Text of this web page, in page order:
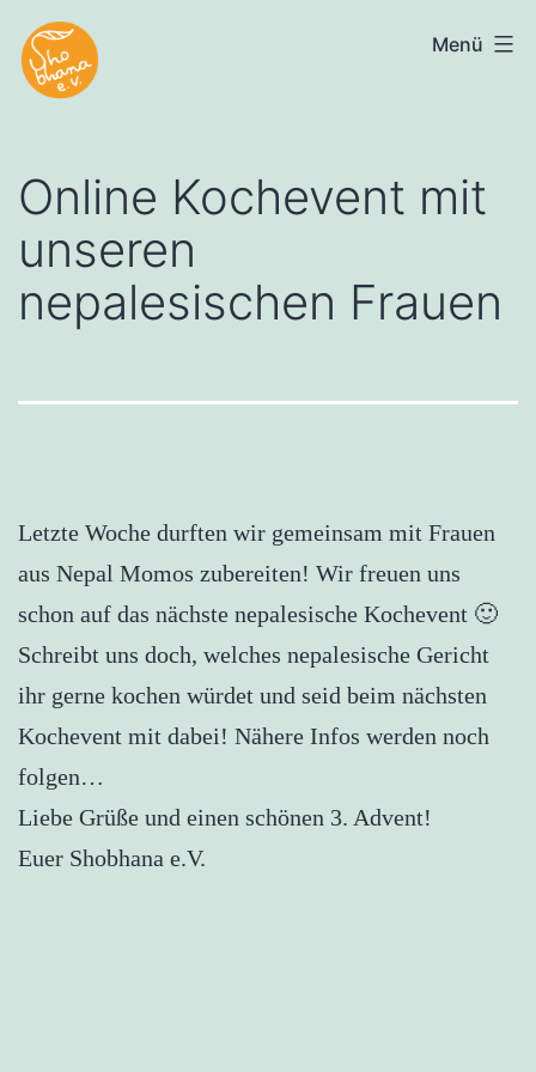
Zum
Inhalt
springen
Shobhana
e.V.
Menü
Online Kochevent mit
unseren
nepalesischen Frauen
Letzte Woche durften wir gemeinsam mit Frauen
aus Nepal Momos zubereiten! Wir freuen uns
schon auf das nächste nepalesische Kochevent 🙂
Schreibt uns doch, welches nepalesische Gericht
ihr gerne kochen würdet und seid beim nächsten
Kochevent mit dabei! Nähere Infos werden noch
folgen…
Liebe Grüße und einen schönen 3. Advent!
Euer Shobhana e.V.